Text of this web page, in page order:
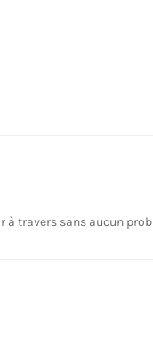
à travers sans aucun